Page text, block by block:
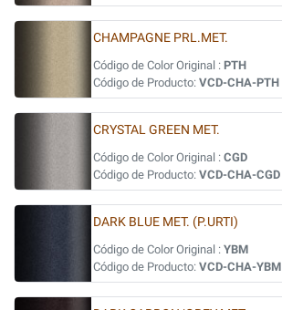
CHAMPAGNE PRL.MET.
Código de Color Original : PTH
Código de Producto: VCD-CHA-PTH
CRYSTAL GREEN MET.
Código de Color Original : CGD
Código de Producto: VCD-CHA-CGD
DARK BLUE MET. (P.URTI)
Código de Color Original : YBM
Código de Producto: VCD-CHA-YBM